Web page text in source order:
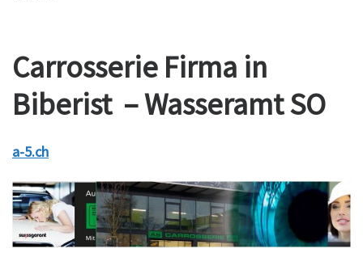
Carrosserie Firma in
Biberist – Wasseramt SO
a-5.ch